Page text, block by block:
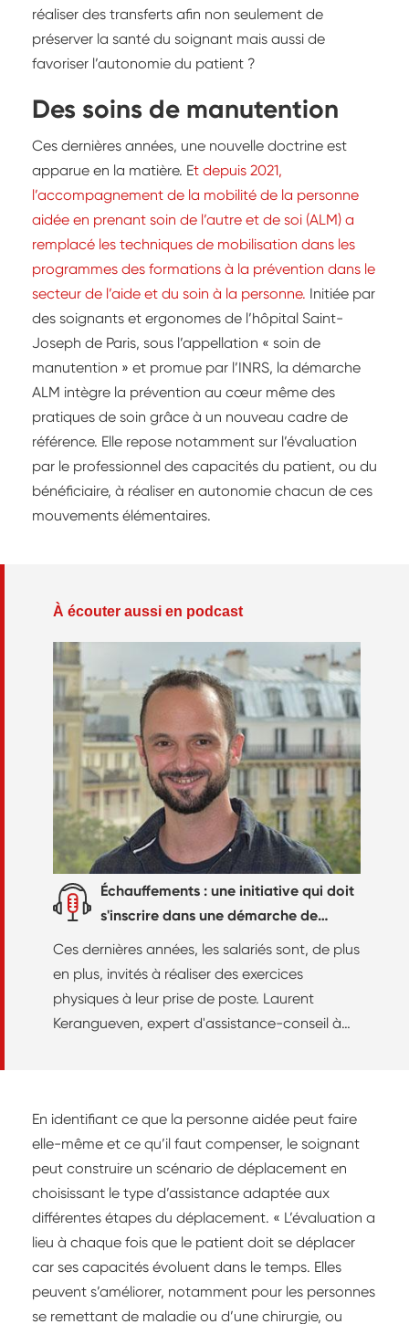
réaliser des transferts afin non seulement de
préserver la santé du soignant mais aussi de
favoriser l’autonomie du patient ?
Des soins de manutention
Ces dernières années, une nouvelle doctrine est
apparue en la matière. Et depuis 2021,
l’accompagnement de la mobilité de la personne
aidée en prenant soin de l’autre et de soi (ALM) a
remplacé les techniques de mobilisation dans les
programmes des formations à la prévention dans le
secteur de l’aide et du soin à la personne. Initiée par
des soignants et ergonomes de l’hôpital Saint-
Joseph de Paris, sous l’appellation « soin de
manutention » et promue par l’INRS, la démarche
ALM intègre la prévention au cœur même des
pratiques de soin grâce à un nouveau cadre de
référence. Elle repose notamment sur l’évaluation
par le professionnel des capacités du patient, ou du
bénéficiaire, à réaliser en autonomie chacun de ces
mouvements élémentaires.
À écouter aussi en podcast
Échauffements : une initiative qui doit
s'inscrire dans une démarche de
prévention globale
Ces dernières années, les salariés sont, de plus
en plus, invités à réaliser des exercices
physiques à leur prise de poste. Laurent
Kerangueven, expert d'assistance-conseil à
sécurité des travailleurs.
En identifiant ce que la personne aidée peut faire
elle-même et ce qu’il faut compenser, le soignant
peut construire un scénario de déplacement en
choisissant le type d’assistance adaptée aux
différentes étapes du déplacement. « L’évaluation a
lieu à chaque fois que le patient doit se déplacer
car ses capacités évoluent dans le temps. Elles
peuvent s’améliorer, notamment pour les personnes
se remettant de maladie ou d’une chirurgie, ou